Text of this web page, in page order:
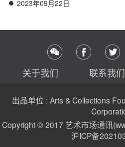
2023年09月22日
关于我们 联系我们
出品单位 : Arts & Collections
Copyright © 2017 艺术市场通讯
沪ICP备